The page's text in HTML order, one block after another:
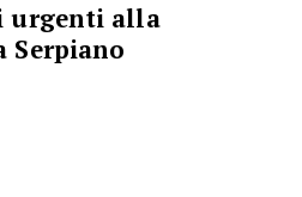
urgenti alla
Serpiano